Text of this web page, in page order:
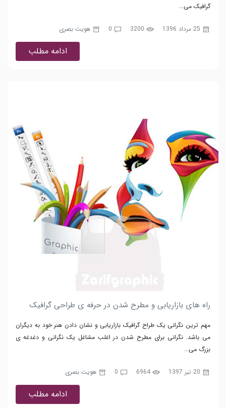
گرافیک می...
25 مرداد 1396 3200
0 هویت بصری
ادامه مطلب
راه های بازاریابی و مطرح شدن در حرفه ی طراحی گرافیک
مهم ترین نگرانی یک طراح گرافیک بازاریابی و نشان دادن هنر خود به دیگران
می باشد. نگرانی برای مطرح شدن در اغلب مشاغل یک نگرانی و دغدغه ی
بزرگ می...
20 تیر 1397 6964
0 هویت بصری
ادامه مطلب